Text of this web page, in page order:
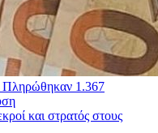
Πληρώθηκαν 1.367